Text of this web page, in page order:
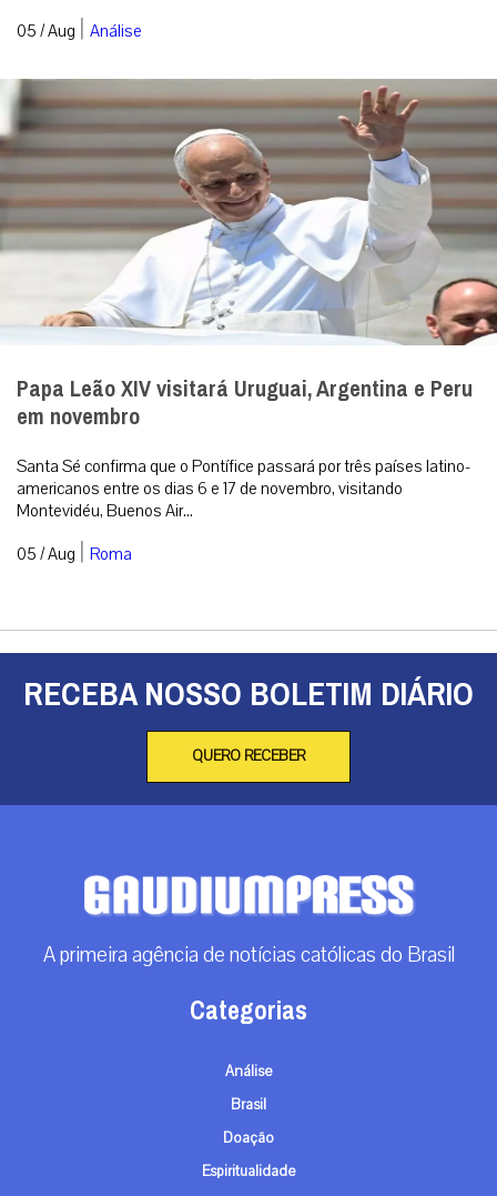
05 / Aug | Análise
Papa Leão XIV visitará Uruguai, Argentina e Peru
em novembro
Santa Sé confirma que o Pontífice passará por três países latino-
americanos entre os dias 6 e 17 de novembro, visitando
Montevidéu, Buenos Air...
05 / Aug | Roma
RECEBA NOSSO BOLETIM DIÁRIO
QUERO RECEBER
A primeira agência de notícias católicas do Brasil
Categorias
Análise
Brasil
Doação
Espiritualidade